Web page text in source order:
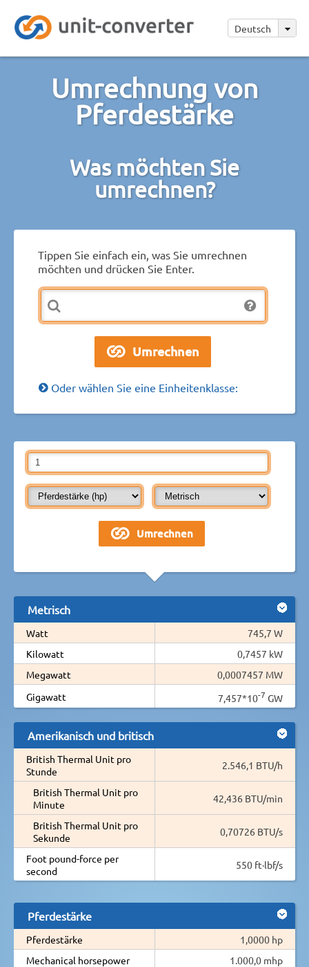
Deutsch
Umrechnung von
Pferdestärke
Was möchten Sie
umrechnen?
Tippen Sie einfach ein, was Sie umrechnen
möchten und drücken Sie Enter.
Oder wählen Sie eine Einheitenklasse:
Metrisch
Watt
745,7 W
Kilowatt
0,7457 kW
Megawatt
0,0007457 MW
Gigawatt
7,457*10-7 GW
Amerikanisch und britisch
British Thermal Unit pro
Stunde
2.546,1 BTU/h
British Thermal Unit pro
Minute
42,436 BTU/min
British Thermal Unit pro
Sekunde
0,70726 BTU/s
Foot pound-force per
second
550 ft·lbf/s
Pferdestärke
Pferdestärke
1,0000 hp
Mechanical horsepower
1.000,0 mhp